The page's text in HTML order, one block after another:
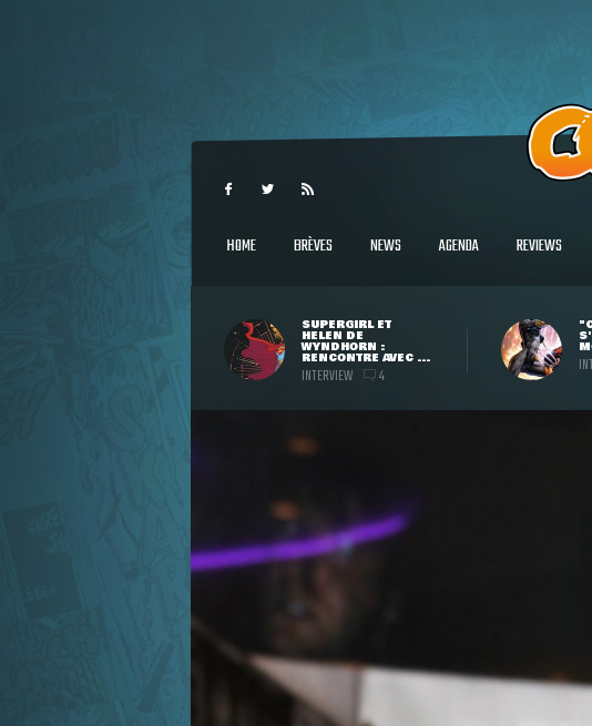
HOME BRÈVES NEWS AGENDA REVIEWS
SUPERGIRL ET
HELEN DE
WYNDHORN :
RENCONTRE AVEC ...
INTERVIEW 4